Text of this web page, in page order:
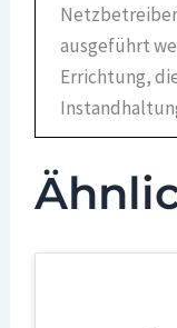
ausgeführt
Errichtung,